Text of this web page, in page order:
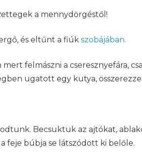
a mennydörgéstől!
és eltűnt a fiúk szobájában.
felmászni a cseresznyefára,
ugatott egy kutya,
Becsuktuk az ajtókat,
feje búbja se látszódott ki belőle.